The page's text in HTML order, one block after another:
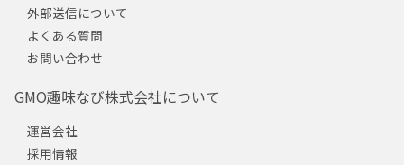
外部送信について
よくある質問
お問い合わせ
GMO趣味なび株式会社について
運営会社
採用情報